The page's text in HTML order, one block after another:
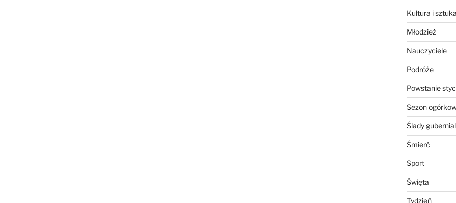
Kultura i
Młodzież
Nauczyciele
Podróże
Powstanie
Sezon
Ślady
Śmierć
Sport
Święta
Tydzień